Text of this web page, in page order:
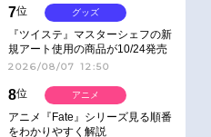
7位
『ツイステ』マスターシェフの新
規アート使用の商品が10/24発売
2026/08/07 12:50
グッズ
8位
アニメ『Fate』シリーズ見る順番
をわかりやすく解説
アニメ